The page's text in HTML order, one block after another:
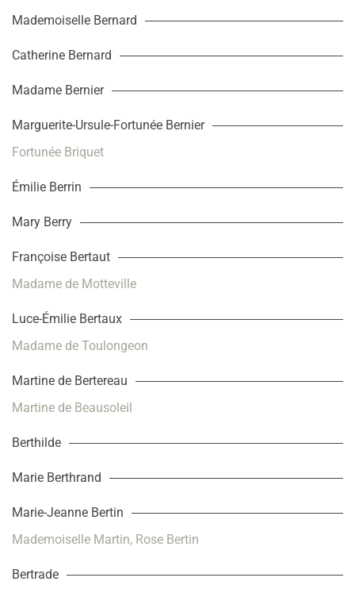
Mademoiselle Bernard
Catherine Bernard
Madame Bernier
Marguerite-Ursule-Fortunée Bernier
Fortunée Briquet
Émilie Berrin
Mary Berry
Françoise Bertaut
Madame de Motteville
Luce-Émilie Bertaux
Madame de Toulongeon
Martine de Bertereau
Martine de Beausoleil
Berthilde
Marie Berthrand
Marie-Jeanne Bertin
Mademoiselle Martin, Rose Bertin
Bertrade